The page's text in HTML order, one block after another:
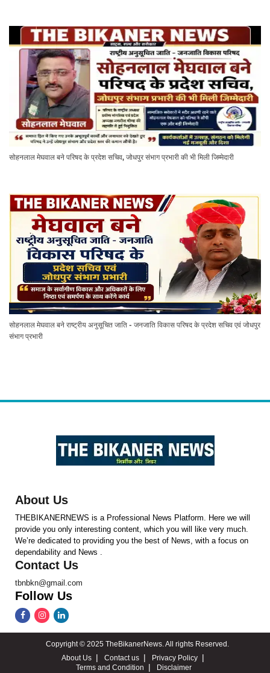
सोहनलाल मेघवाल बने परिषद के प्रदेश सचिव, जोधपुर संभाग प्रभारी की भी मिली जिम्मेदारी
सोहनलाल मेघवाल बने राष्ट्रीय अनुसूचित जाति - जनजाति विकास परिषद के प्रदेश सचिव एवं जोधपुर
संभाग प्रभारी
About Us
THEBIKANERNEWS is a Professional News Platform. Here we will
provide you only interesting content, which you will like very much.
We’re dedicated to providing you the best of News, with a focus on
dependability and News .
Contact Us
tbnbkn@gmail.com
Follow Us
Copyright © 2025 TheBikanerNews. All rights Reserved.
About Us
Contact us
Privacy Policy
Terms and Condition
Disclaimer